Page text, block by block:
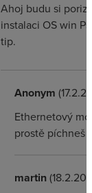
Ahoj budu si
instalaci OS win
tip.
Anonym
Ethernetový
prostě píchneš
martin